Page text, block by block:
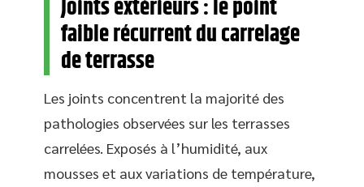
Joints extérieurs : le point
faible récurrent du carrelage
de terrasse
Les joints concentrent la majorité des
pathologies observées sur les terrasses
carrelées. Exposés à l’humidité, aux
mousses et aux variations de température,